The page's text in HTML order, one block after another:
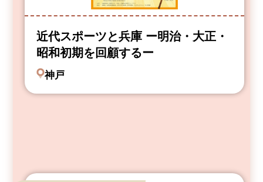
近代スポーツと兵庫 ー明治・大正・
昭和初期を回顧するー
神戸